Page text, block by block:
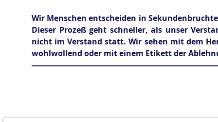
Wir Menschen entscheiden in
Dieser Prozeß geht schneller, als unser
nicht im Verstand statt. Wir sehen mit dem
wohlwollend oder mit einem Etikett der